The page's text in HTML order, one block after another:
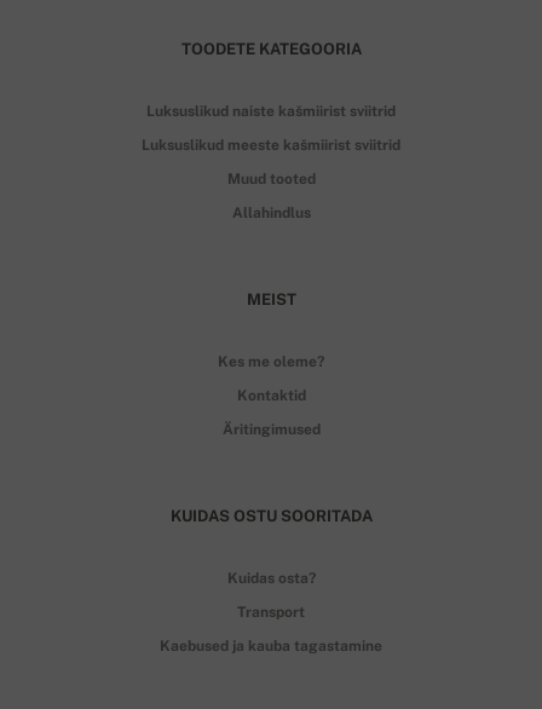
TOODETE KATEGOORIA
Luksuslikud naiste kašmiirist sviitrid
Luksuslikud meeste kašmiirist sviitrid
Muud tooted
Allahindlus
MEIST
Kes me oleme?
Kontaktid
Äritingimused
KUIDAS OSTU SOORITADA
Kuidas osta?
Transport
Kaebused ja kauba tagastamine